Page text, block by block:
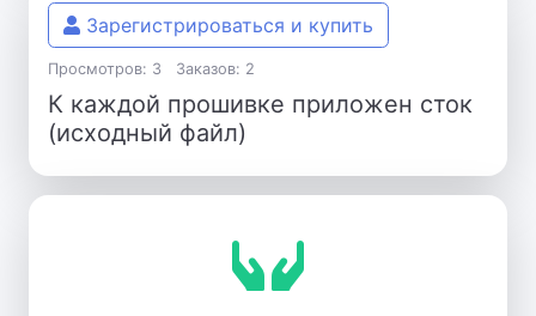
Зарегистрироваться и купить
Просмотров: 3 Заказов: 2
К каждой прошивке приложен сток
(исходный файл)